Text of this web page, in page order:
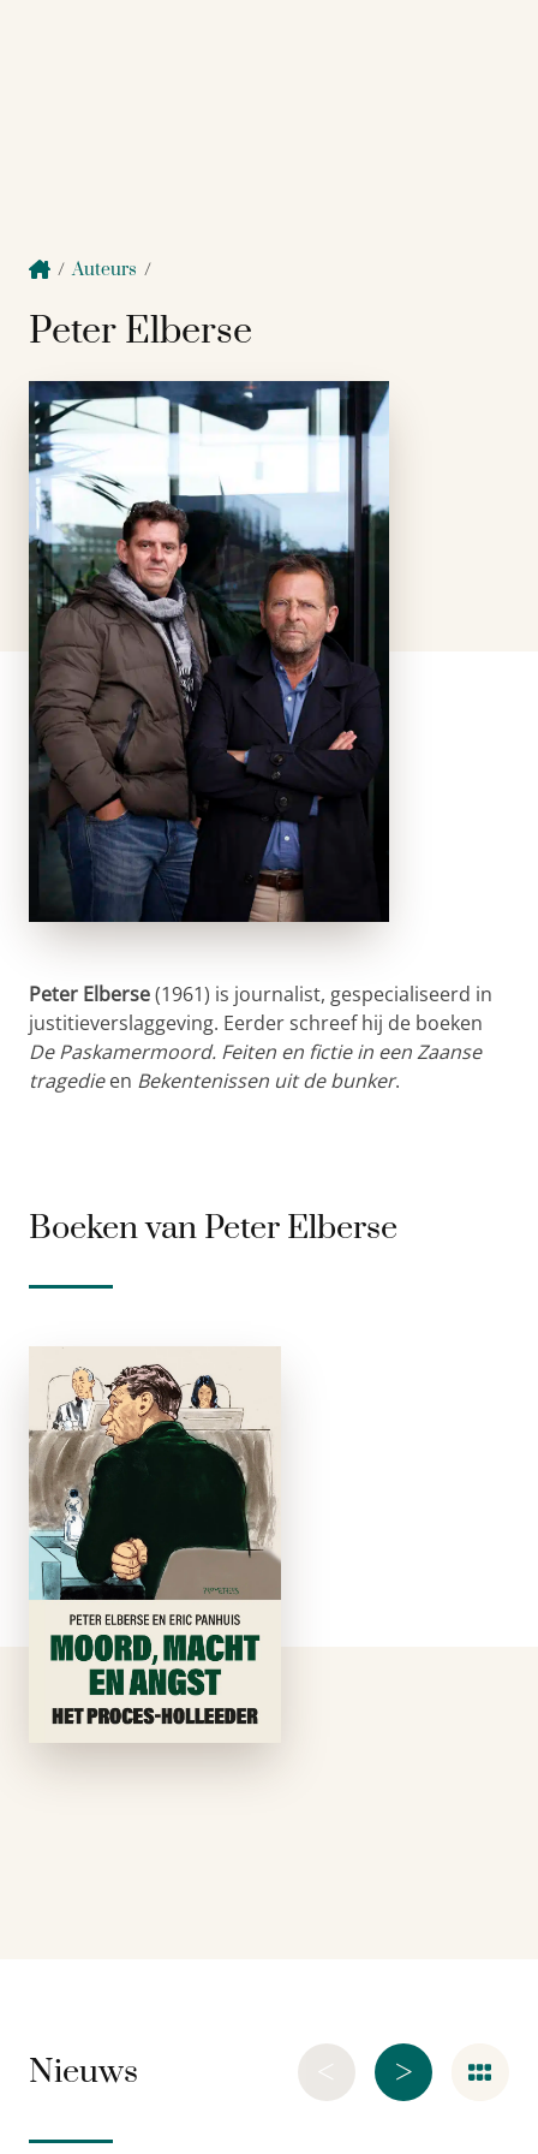
/Auteurs /
Peter Elberse
Peter Elberse(1961) is journalist, gespecialiseerd in
justitieverslaggeving. Eerder schreef hij de boeken
De Paskamermoord. Feiten en fictie in een Zaanse
tragedieen Bekentenissen uit de bunker.
Boeken van Peter Elberse
Moord, macht
en angst
‘Natuurlijk ben ik een
grote boef, maar dat
betekent niet dat ik
opdrachten geef voor
liquidaties.’Willem
HolleederIedereen
kent Willem
Holleeder. Hij is met
afstand de bekendste
boef van Nederland,
Nieuws >
<